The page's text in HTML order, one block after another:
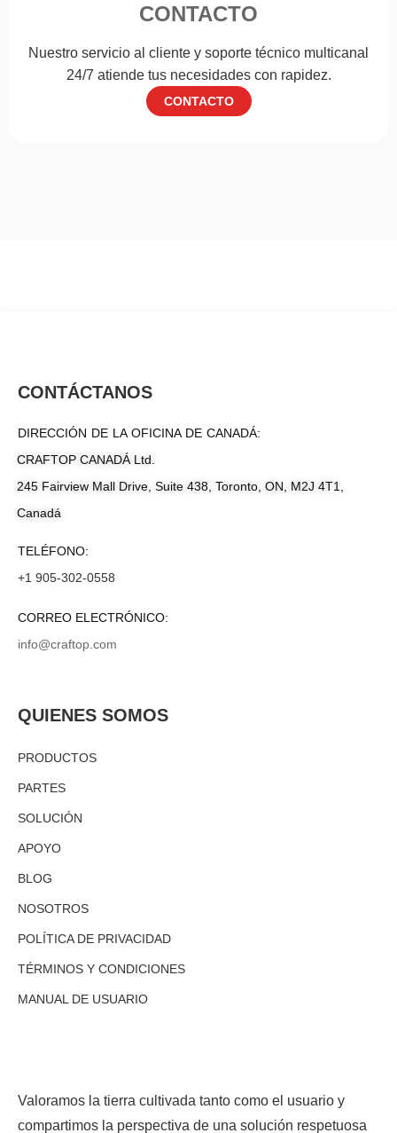
CONTACTO
Nuestro servicio al cliente y soporte técnico multicanal
24/7 atiende tus necesidades con rapidez.
CONTACTO
Valoramos la tierra cultivada tanto como el usuario y
compartimos la perspectiva de una solución respetuosa
QUIENES SOMOS
PRODUCTOS
PARTES
SOLUCIÓN
APOYO
BLOG
NOSOTROS
POLÍTICA DE PRIVACIDAD
TÉRMINOS Y CONDICIONES
MANUAL DE USUARIO
CONTÁCTANOS
DIRECCIÓN DE LA OFICINA DE CANADÁ:
CRAFTOP CANADÁ Ltd.
245 Fairview Mall Drive, Suite 438, Toronto, ON, M2J 4T1,
Canadá
TELÉFONO:
+1 905-302-0558
CORREO ELECTRÓNICO:
info@craftop.com